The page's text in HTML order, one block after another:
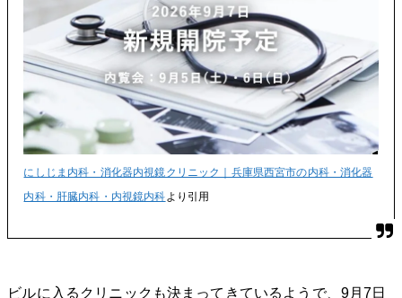
にしじま内科・消化器内視鏡クリニック｜兵庫県西宮市の内科・消化器
内科・肝臓内科・内視鏡内科 より引用
ビルに入るクリニックも決まってきているようで、9月7日